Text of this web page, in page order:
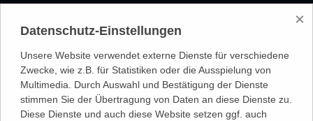
DATENSCHUTZ
PRIVATSPHÄRE
Datenschutz-Einstellungen
×
Unsere Website verwendet externe Dienste für verschiedene
Zwecke, wie z.B. für Statistiken oder die Ausspielung von
Multimedia. Durch Auswahl und Bestätigung der Dienste
stimmen Sie der Übertragung von Daten an diese Dienste zu.
Diese Dienste und auch diese Website setzen ggf. auch